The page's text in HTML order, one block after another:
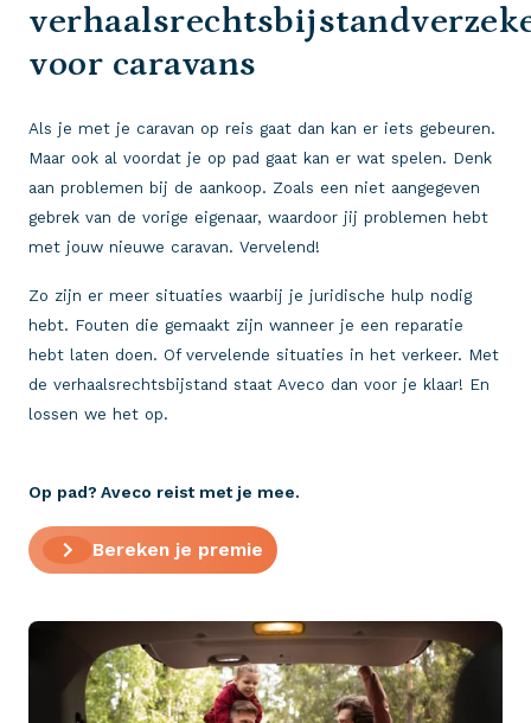
voor caravans
Als je met je caravan op reis gaat dan kan er iets gebeuren.
Maar ook al voordat je op pad gaat kan er wat spelen. Denk
aan problemen bij de aankoop. Zoals een niet aangegeven
gebrek van de vorige eigenaar, waardoor jij problemen hebt
met jouw nieuwe caravan. Vervelend!
Zo zijn er meer situaties waarbij je juridische hulp nodig
hebt. Fouten die gemaakt zijn wanneer je een reparatie
hebt laten doen. Of vervelende situaties in het verkeer. Met
de verhaalsrechtsbijstand staat Aveco dan voor je klaar! En
lossen we het op.
Op pad? Aveco reist met je mee.
Bereken je premie